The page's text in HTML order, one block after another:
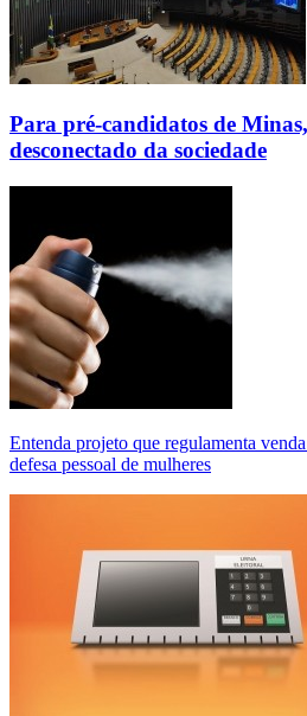
Para pré-candidatos de
desconectado da sociedade
Entenda projeto que regulamenta
defesa pessoal de mulheres